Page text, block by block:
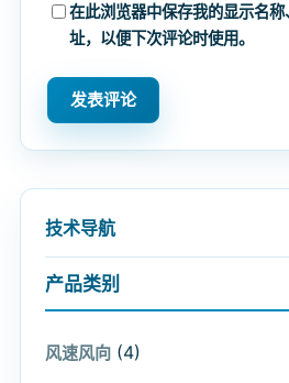
在此浏览器中保存我的显示名
址，以便下次评论时使用。
技术导航
产品类别
风速风向 (4)